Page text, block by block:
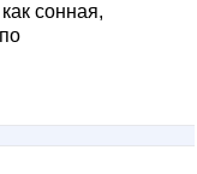
сонная,